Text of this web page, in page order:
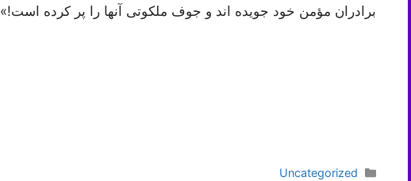
برادران مؤمن خود جویده اند و جوف ملکوتی آنها را پر کرده است!»
دسته‌ها
Uncategorized